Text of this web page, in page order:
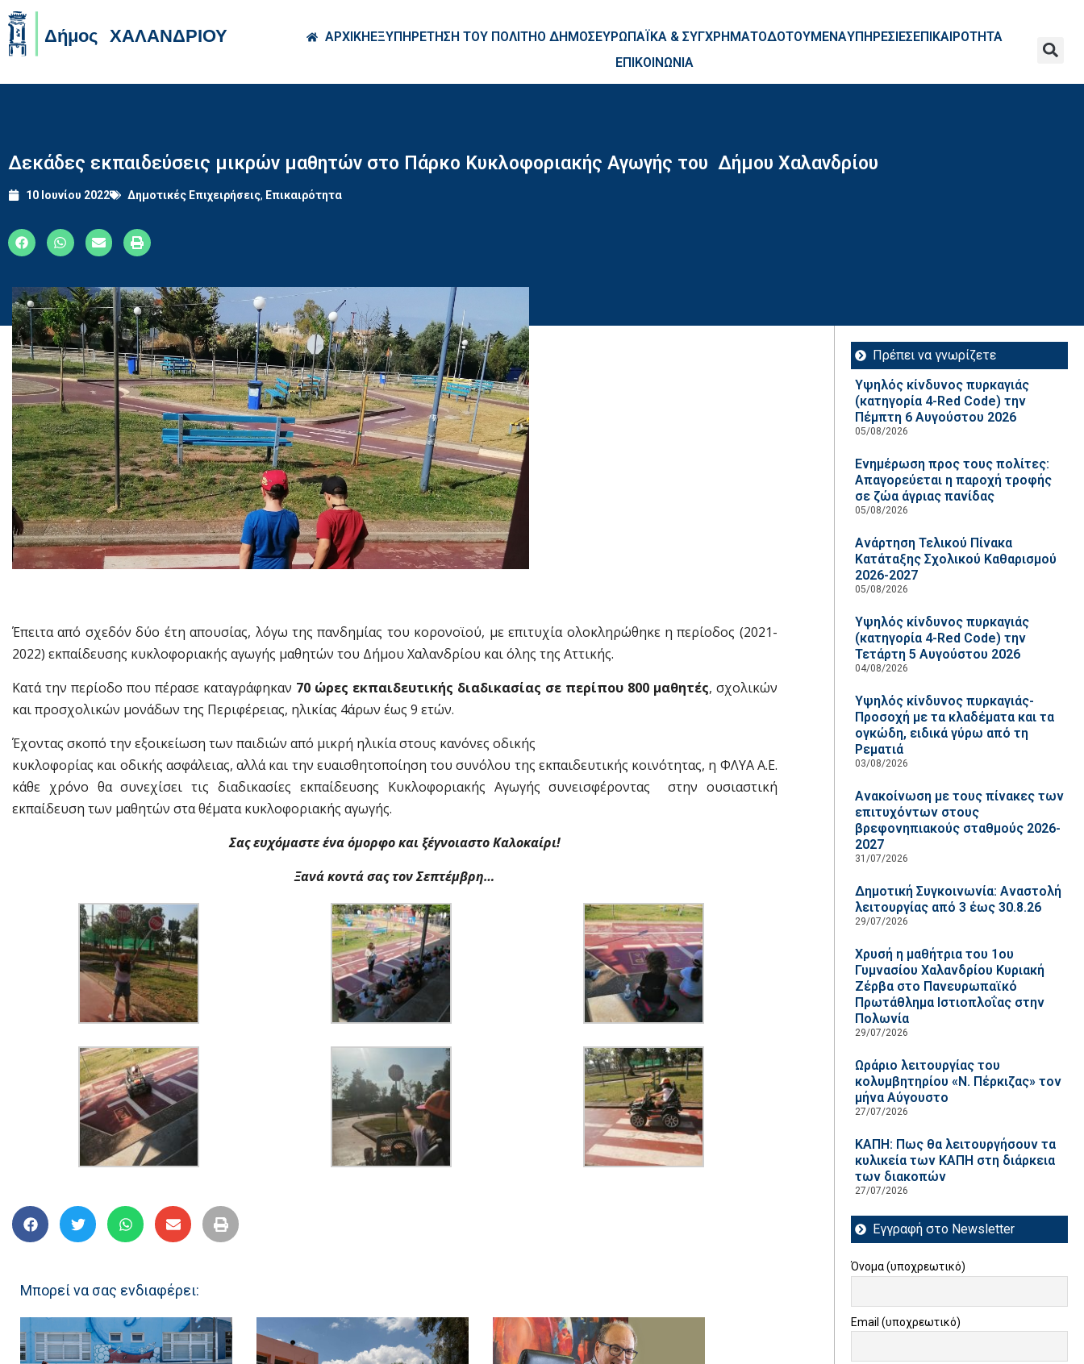
ΑΡΧΙΚΗΕΞΥΠΗΡΕΤΗΣΗ ΤΟΥ ΠΟΛΙΤΗΟ ΔΗΜΟΣΕΥΡΩΠΑΪΚΑ & ΣΥΓΧΡΗΜΑΤΟΔΟΤΟΥΜΕΝΑΥΠΗΡΕΣΙΕΣΕΠΙΚΑΙΡΟΤΗΤΑ
ΕΠΙΚΟΙΝΩΝΙΑ
Δεκάδες εκπαιδεύσεις μικρών μαθητών στο Πάρκο Κυκλοφοριακής Αγωγής του Δήμου Χαλανδρίου
10 Ιουνίου 2022 Δημοτικές Επιχειρήσεις, Επικαιρότητα
Έπειτα από σχεδόν δύο έτη απουσίας, λόγω της πανδημίας του κορονοϊού, με επιτυχία ολοκληρώθηκε η περίοδος (2021-
2022) εκπαίδευσης κυκλοφοριακής αγωγής μαθητών του Δήμου Χαλανδρίου και όλης της Αττικής.
Κατά την περίοδο που πέρασε καταγράφηκαν 70 ώρες εκπαιδευτικής διαδικασίας σε περίπου 800 μαθητές, σχολικών
και προσχολικών μονάδων της Περιφέρειας, ηλικίας 4άρων έως 9 ετών.
Έχοντας σκοπό την εξοικείωση των παιδιών από μικρή ηλικία στους κανόνες οδικής
κυκλοφορίας και οδικής ασφάλειας, αλλά και την ευαισθητοποίηση του συνόλου της εκπαιδευτικής κοινότητας, η ΦΛΥΑ Α.Ε.
κάθε χρόνο θα συνεχίσει τις διαδικασίες εκπαίδευσης Κυκλοφοριακής Αγωγής συνεισφέροντας στην ουσιαστική
εκπαίδευση των μαθητών στα θέματα κυκλοφοριακής αγωγής.
Σας ευχόμαστε ένα όμορφο και ξέγνοιαστο Καλοκαίρι!
Ξανά κοντά σας τον Σεπτέμβρη…
Μπορεί να σας ενδιαφέρει:
Πρέπει να γνωρίζετε
Υψηλός κίνδυνος πυρκαγιάς
(κατηγορία 4-Red Code) την
Πέμπτη 6 Αυγούστου 2026
05/08/2026
Ενημέρωση προς τους πολίτες:
Απαγορεύεται η παροχή τροφής
σε ζώα άγριας πανίδας
05/08/2026
Ανάρτηση Τελικού Πίνακα
Κατάταξης Σχολικού Καθαρισμού
2026-2027
05/08/2026
Υψηλός κίνδυνος πυρκαγιάς
(κατηγορία 4-Red Code) την
Τετάρτη 5 Αυγούστου 2026
04/08/2026
Υψηλός κίνδυνος πυρκαγιάς-
Προσοχή με τα κλαδέματα και τα
ογκώδη, ειδικά γύρω από τη
Ρεματιά
03/08/2026
Ανακοίνωση με τους πίνακες των
επιτυχόντων στους
βρεφονηπιακούς σταθμούς 2026-
2027
31/07/2026
Δημοτική Συγκοινωνία: Αναστολή
λειτουργίας από 3 έως 30.8.26
29/07/2026
Χρυσή η μαθήτρια του 1ου
Γυμνασίου Χαλανδρίου Κυριακή
Ζέρβα στο Πανευρωπαϊκό
Πρωτάθλημα Ιστιοπλοΐας στην
Πολωνία
29/07/2026
Ωράριο λειτουργίας του
κολυμβητηρίου «Ν. Πέρκιζας» τον
μήνα Αύγουστο
27/07/2026
ΚΑΠΗ: Πως θα λειτουργήσουν τα
κυλικεία των ΚΑΠΗ στη διάρκεια
των διακοπών
27/07/2026
Εγγραφή στο Newsletter
Όνομα (υποχρεωτικό)
Email (υποχρεωτικό)